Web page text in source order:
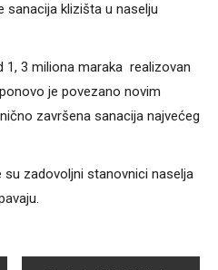
sanacija klizišta u naselju
1, 3 miliona maraka realizovan
je povezano novim
završena sanacija najvećeg
zadovoljni stanovnici naselja